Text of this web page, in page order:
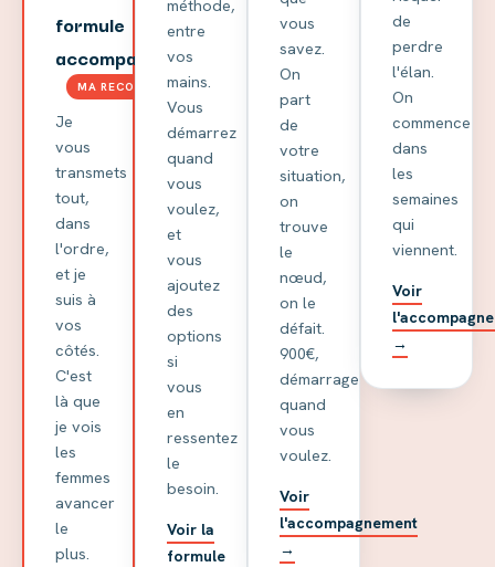
formule
accompagnée
MA RECOMMANDATION
Je
vous
transmets
tout,
dans
l'ordre,
et je
suis à
vos
côtés.
C'est
là que
je vois
les
femmes
avancer
le
plus.
méthode,
entre
vos
mains.
Vous
démarrez
quand
vous
voulez,
et
vous
ajoutez
des
options
si
vous
en
ressentez
le
besoin.
Voir la
formule
vous
savez.
On
part
de
votre
situation,
on
trouve
le
nœud,
on le
défait.
900€,
démarrage
quand
vous
voulez.
Voir
l'accompagnement
→
de
perdre
l'élan.
On
commence
dans
les
semaines
qui
viennent.
Voir
→